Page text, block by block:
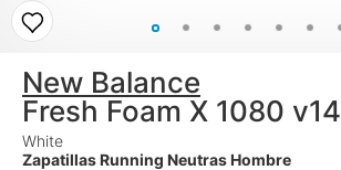
New Balance
Fresh Foam X 1080 v14
White
Zapatillas Running Neutras Hombre